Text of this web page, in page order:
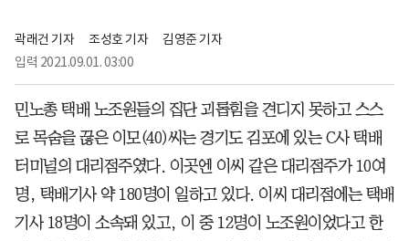
곽래건 기자 조성호 기자
김영준 기자
입력 2021.09.01. 03:00
민노총 택배 노조원들의 집단 괴롭힘을 견디지 못하고 스스
로 목숨을 끊은 이모(40)씨는 경기도 김포에 있는 C사 택배
터미널의 대리점주였다. 이곳엔 이씨 같은 대리점주가 10여
명, 택배기사 약 180명이 일하고 있다. 이씨 대리점에는 택배
기사 18명이 소속돼 있고, 이 중 12명이 노조원이었다고 한